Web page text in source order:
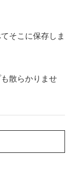
そこに保存しま
散らかりませ